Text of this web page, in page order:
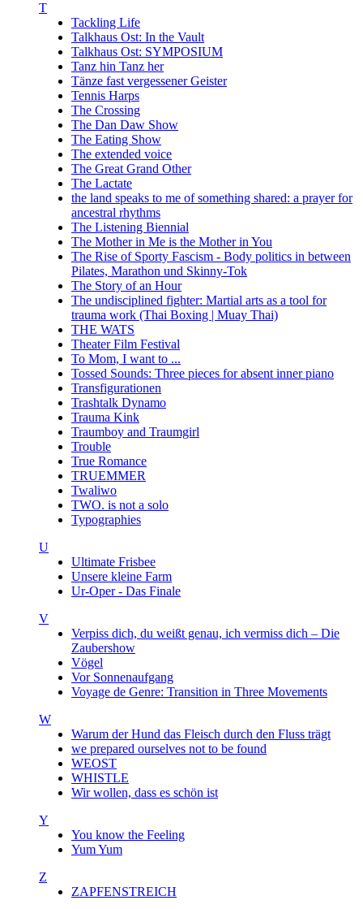
T
Tackling Life
Talkhaus Ost: In the Vault
Talkhaus Ost: SYMPOSIUM
Tanz hin Tanz her
Tänze fast vergessener Geister
Tennis Harps
The Crossing
The Dan Daw Show
The Eating Show
The extended voice
The Great Grand Other
The Lactate
the land speaks to me of something shared: a prayer for
ancestral rhythms
The Listening Biennial
The Mother in Me is the Mother in You
The Rise of Sporty Fascism - Body politics in between
Pilates, Marathon und Skinny-Tok
The Story of an Hour
The undisciplined fighter: Martial arts as a tool for
trauma work (Thai Boxing | Muay Thai)
THE WATS
Theater Film Festival
To Mom, I want to ...
Tossed Sounds: Three pieces for absent inner piano
Transfigurationen
Trashtalk Dynamo
Trauma Kink
Traumboy and Traumgirl
Trouble
True Romance
TRUEMMER
Twaliwo
TWO. is not a solo
Typographies
U
Ultimate Frisbee
Unsere kleine Farm
Ur-Oper - Das Finale
V
Verpiss dich, du weißt genau, ich vermiss dich – Die
Zaubershow
Vögel
Vor Sonnenaufgang
Voyage de Genre: Transition in Three Movements
W
Warum der Hund das Fleisch durch den Fluss trägt
we prepared ourselves not to be found
WEOST
WHISTLE
Wir wollen, dass es schön ist
Y
You know the Feeling
Yum Yum
Z
ZAPFENSTREICH